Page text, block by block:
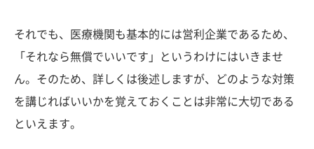
それでも、医療機関も基本的には営利企業であるため、
「それなら無償でいいです」というわけにはいきませ
ん。そのため、詳しくは後述しますが、どのような対策
を講じればいいかを覚えておくことは非常に大切である
といえます。